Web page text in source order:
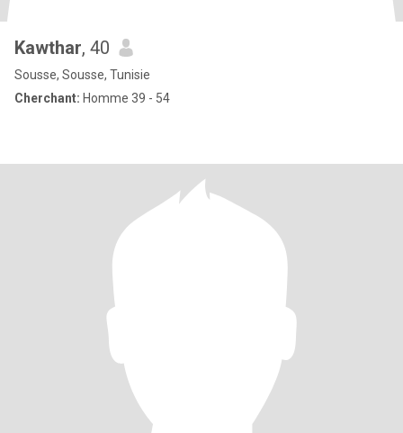
Kawthar, 40
Sousse, Sousse, Tunisie
Cherchant: Homme 39 - 54